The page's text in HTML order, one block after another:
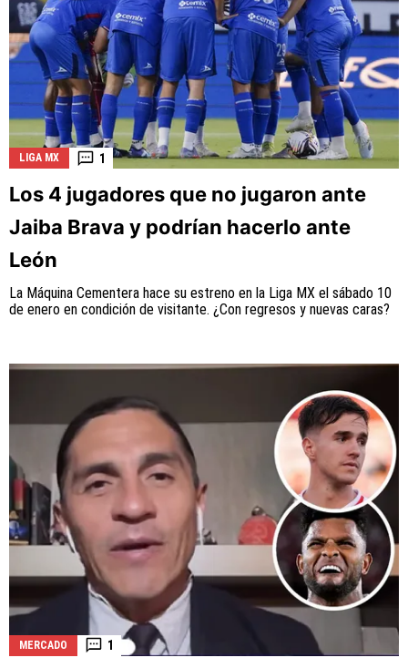
LIGA MX 1
Los 4 jugadores que no jugaron ante
Jaiba Brava y podrían hacerlo ante
León
La Máquina Cementera hace su estreno en la Liga MX el sábado 10
de enero en condición de visitante. ¿Con regresos y nuevas caras?
MERCADO 1